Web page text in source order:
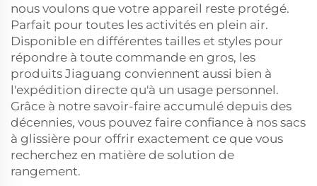
nous voulons que votre appareil reste protégé.
Parfait pour toutes les activités en plein air.
Disponible en différentes tailles et styles pour
répondre à toute commande en gros, les
produits Jiaguang conviennent aussi bien à
l'expédition directe qu'à un usage personnel.
Grâce à notre savoir-faire accumulé depuis des
décennies, vous pouvez faire confiance à nos sacs
à glissière pour offrir exactement ce que vous
recherchez en matière de solution de
rangement.